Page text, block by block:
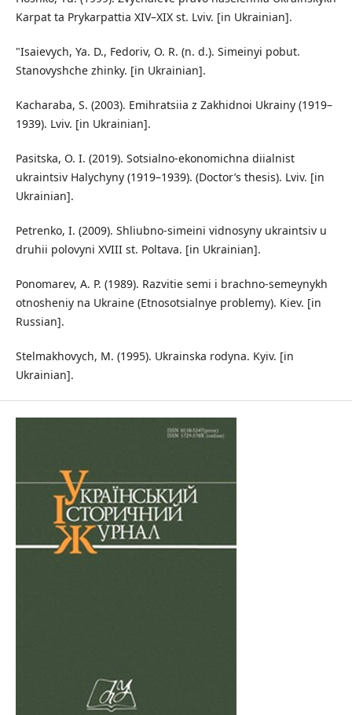
Karpat ta Prykarpattia XIV–XIX st. Lviv. [in Ukrainian].
"Isaievych, Ya. D., Fedoriv, O. R. (n. d.). Simeinyi pobut.
Stanovyshche zhinky. [in Ukrainian].
Kacharaba, S. (2003). Emihratsiia z Zakhidnoi Ukrainy (1919–
1939). Lviv. [in Ukrainian].
Pasitska, O. I. (2019). Sotsialno-ekonomichna diialnist
ukraintsiv Halychyny (1919–1939). (Doctor’s thesis). Lviv. [in
Ukrainian].
Petrenko, I. (2009). Shliubno-simeini vidnosyny ukraintsiv u
druhii polovyni XVIII st. Poltava. [in Ukrainian].
Ponomarev, A. P. (1989). Razvitie semi i brachno-semeynykh
otnosheniy na Ukraine (Etnosotsialnye problemy). Kiev. [in
Russian].
Stelmakhovych, M. (1995). Ukrainska rodyna. Kyiv. [in
Ukrainian].